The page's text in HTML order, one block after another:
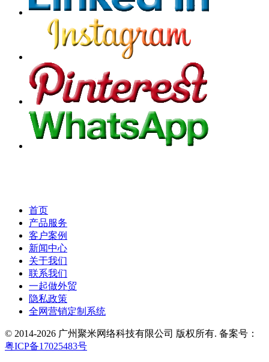
首页
产品服务
客户案例
新闻中心
关于我们
联系我们
一起做外贸
隐私政策
全网营销定制系统
© 2014-2026 广州聚米网络科技有限公司 版权所有. 备案号：
粤ICP备17025483号